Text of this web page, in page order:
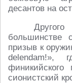
десантов на
большинстве
призыв к
delendam!»,
финикийского
сионистский